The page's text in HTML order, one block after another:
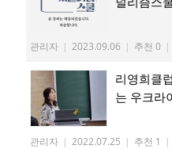
관리자 | 2023.09.06 | 추천 0 |
리영희클
는 우크라
관리자 | 2022.07.25 | 추천 1 |